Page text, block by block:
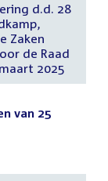
d.d. 28
Zaken
de Raad
2025
van 25